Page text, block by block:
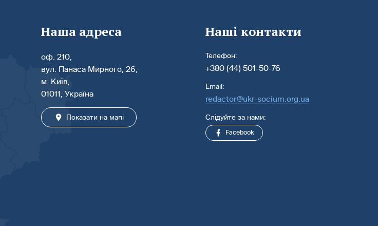
Наша адреса
оф. 210,
вул. Панаса Мирного, 26,
м. Київ,
01011, Україна
Показати на мапі
Наші контакти
Телефон:
+380 (44) 501-50-76
Email:
redactor@ukr-socium.org.ua
Слідуйте за нами:
Facebook